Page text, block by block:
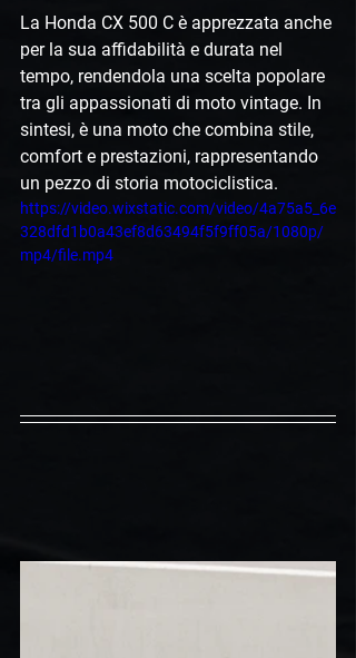
La Honda CX 500 C è apprezzata anche
per la sua affidabilità e durata nel
tempo, rendendola una scelta popolare
tra gli appassionati di moto vintage. In
sintesi, è una moto che combina stile,
comfort e prestazioni, rappresentando
un pezzo di storia motociclistica.
https://video.wixstatic.com/video/4a75a5_6e
328dfd1b0a43ef8d63494f5f9ff05a/1080p/
mp4/file.mp4